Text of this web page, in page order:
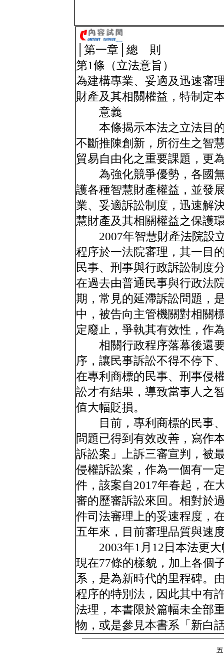
│第一章│總 則
第1條（立法意旨）
為建構專業、妥適及迅速審
財產及其相關權益，特制定
意義
本條揭示本法之立法目的
不斷推陳創新，所衍生之智
貿易自由化之重要課題，更
為強化競爭優勢，各國無
護各種智慧財產權益，並發
業、妥適訴訟制度，迅速解
慧財產及其相關權益之保護
2007年智慧財產法院設立
程序於一法院審理，其一目
民事、刑事與行政訴訟制度
在過去由普通民事與行政法
期，常見的延滯訴訟問題，
中，被告向主管機關對相關
定廢止，爭執其有效性，作
相關行政程序落幕後還要
序，讓民事訴訟不得不停下
在專利商標的民事、刑事侵
訟才有結果，導致當事人之
值大幅貶損。
目前，專利商標的民事、
問題已得到有效改善，寫作
訴訟案」上訴三審宣判，被
侵權訴訟案，作為一個有一
件，該案自2017年春起，在
審的歷審訴訟來回。相對於
件司法審理上的妥速程度，
五年來，目前審理品質與速
2003年1月12日本法更大
現在77條的樣貌，加上各個
系，是為新時代的里程碑。
程序的特別法，因此其中有
法理，本書限於篇幅未全部
物，或是參見本書系「新白